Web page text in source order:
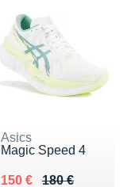
Asics
Magic Speed 4
180 €
Au lieu de 180 €
150 €
Vendu 150 €